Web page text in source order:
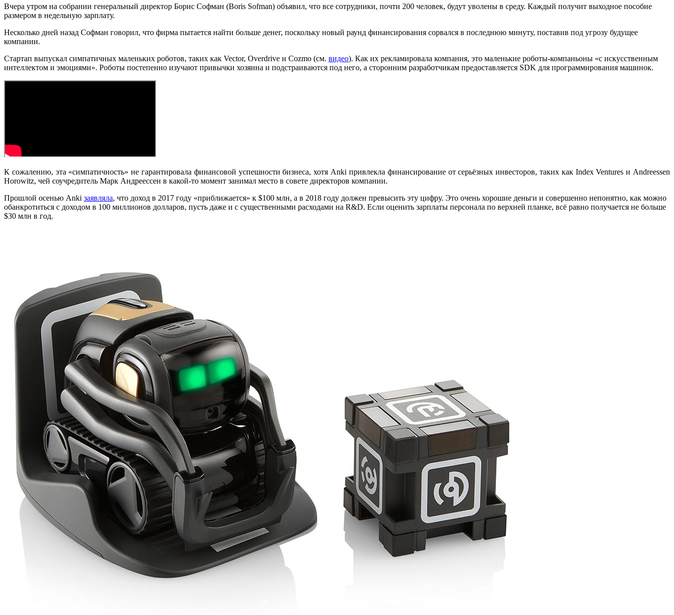
Вчера утром на собрании генеральный директор Борис Софман (Boris Sofman) объявил, что все сотрудники, почти 200 человек, будут уволены в среду. Каждый получит выходное пособие
размером в недельную зарплату.
Несколько дней назад Софман говорил, что фирма пытается найти больше денег, поскольку новый раунд финансирования сорвался в последнюю минуту, поставив под угрозу будущее
компании.
Стартап выпускал симпатичных маленьких роботов, таких как Vector, Overdrive и Cozmo (см. видео). Как их рекламировала компания, это маленькие роботы-компаньоны «с искусственным
интеллектом и эмоциями». Роботы постепенно изучают привычки хозяина и подстраиваются под него, а сторонним разработчикам предоставляется SDK для программирования машинок.
К сожалению, эта «симпатичность» не гарантировала финансовой успешности бизнеса, хотя Anki привлекла финансирование от серьёзных инвесторов, таких как Index Ventures и Andreessen
Horowitz, чей соучредитель Марк Андреессен в какой-то момент занимал место в совете директоров компании.
Прошлой осенью Anki заявляла, что доход в 2017 году «приближается» к $100 млн, а в 2018 году должен превысить эту цифру. Это очень хорошие деньги и совершенно непонятно, как можно
обанкротиться с доходом в 100 миллионов долларов, пусть даже и с существенными расходами на R&D. Если оценить зарплаты персонала по верхней планке, всё равно получается не больше
$30 млн в год.